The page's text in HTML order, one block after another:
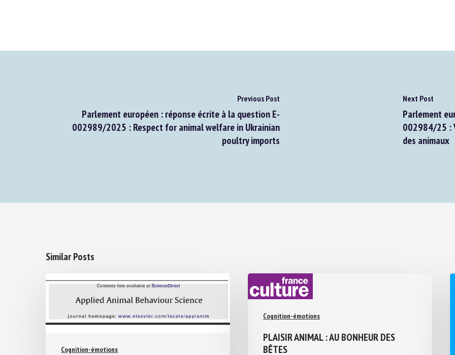
Previous Post
Parlement européen : réponse écrite à la question E-
002989/2025 : Respect for animal welfare in Ukrainian
poultry imports
Next Post
Parlement
002984/25 :
des animaux
Similar Posts
Cognition-émotions
Cognition-émotions
PLAISIR ANIMAL : AU BONHEUR DES
BÊTES